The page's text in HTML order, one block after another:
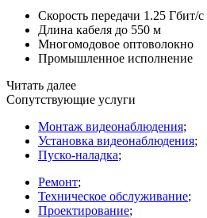
Скорость передачи 1.25 Гбит/с
Длина кабеля до 550 м
Многомодовое оптоволокно
Промышленное исполнение
Читать далее
Сопутствующие услуги
Монтаж видеонаблюдения;
Установка видеонаблюдения;
Пуско-наладка;
Ремонт;
Техническое обслуживание;
Проектирование;